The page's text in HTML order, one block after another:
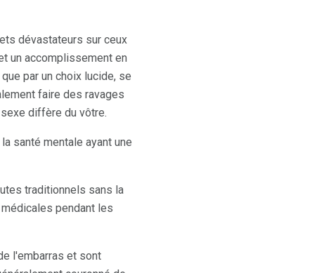
dévastateurs sur ceux
un accomplissement en
par un choix lucide, se
faire des ravages
diffère du vôtre.
santé mentale ayant une
traditionnels sans la
pendant les
l'embarras et sont